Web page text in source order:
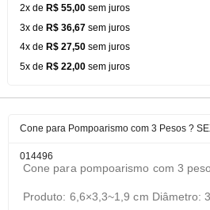
2x de R$ 55,00 sem juros
3x de R$ 36,67 sem juros
4x de R$ 27,50 sem juros
5x de R$ 22,00 sem juros
Cone para Pompoarismo com 3 Pesos ?
014496
Cone para pompoarismo com 3
Produto: 6,6×3,3~1,9 cm Diâmetro: